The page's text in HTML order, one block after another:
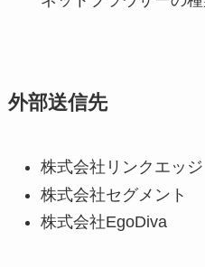
外部送信先
株式会社リンクエッジ
株式会社セグメント
株式会社EgoDiva